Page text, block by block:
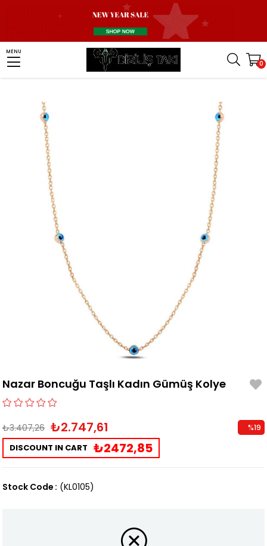
MENU
0
Women Silver Jewelry Women Necklace
Nazar Boncuğu Taşlı Kadın Gümüş Kolye
Nazar Boncuğu Taşlı Kadın Gümüş Kolye
₺3.407,26 ₺2.747,61
DISCOUNT IN CART ₺2472,85
%19
Stock Code (KL0105)